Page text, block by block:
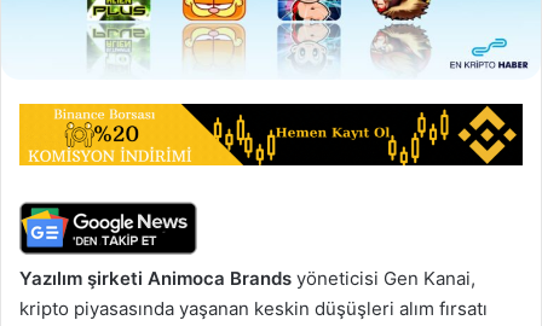
Yazılım şirketi Animoca Brands yöneticisi Gen Kanai,
kripto piyasasında yaşanan keskin düşüşleri alım fırsatı